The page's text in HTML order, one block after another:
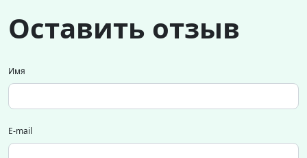
Оставить отзыв
Имя
E-mail